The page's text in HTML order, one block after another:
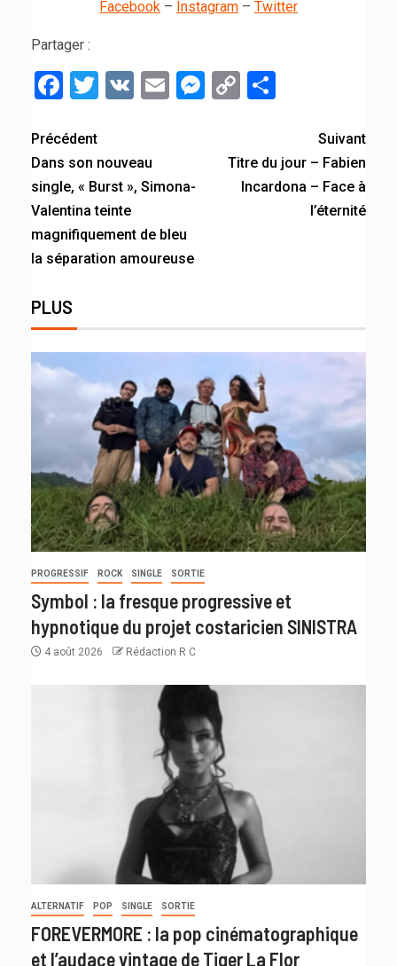
Facebook – Instagram – Twitter
Partager :
Facebook
Twitter
VK EmailMessenger
Copy
Précédent
Dans son nouveau
single, « Burst », Simona-
Valentina teinte
magnifiquement de bleu
la séparation amoureuse
Suivant
Titre du jour – Fabien
Incardona – Face à
l’éternité
PLUS
PROGRESSIF ROCK SINGLE SORTIE
Symbol : la fresque progressive et
hypnotique du projet costaricien SINISTRA
4 août 2026 Rédaction R C
ALTERNATIF POP SINGLE SORTIE
FOREVERMORE : la pop cinématographique
et l’audace vintage de Tiger La Flor